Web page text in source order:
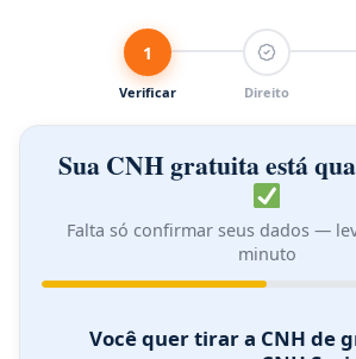
1
Verificar Direito
Sua CNH gratuita está
Falta só confirmar seus dados —
minuto
★ CNH
Você quer tirar a CNH de